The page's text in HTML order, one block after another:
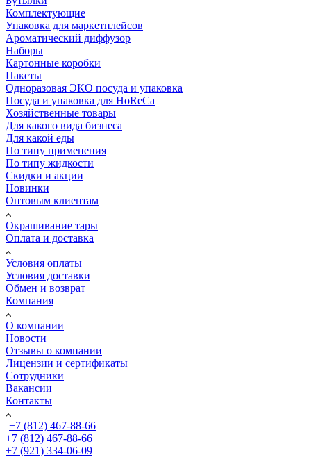
Комплектующие
Упаковка для маркетплейсов
Ароматический диффузор
Наборы
Картонные коробки
Пакеты
Одноразовая ЭКО посуда и упаковка
Посуда и упаковка для HoReCa
Хозяйственные товары
Для какого вида бизнеса
Для какой еды
По типу применения
По типу жидкости
Скидки и акции
Новинки
Оптовым клиентам
Окрашивание тары
Оплата и доставка
Условия оплаты
Условия доставки
Обмен и возврат
Компания
О компании
Новости
Отзывы о компании
Лицензии и сертификаты
Сотрудники
Вакансии
Контакты
+7 (812) 467-88-66
+7 (812) 467-88-66
+7 (921) 334-06-09